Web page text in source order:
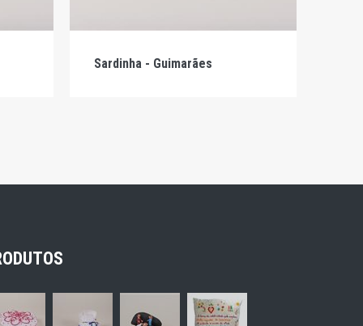
Sardinha - Guimarães